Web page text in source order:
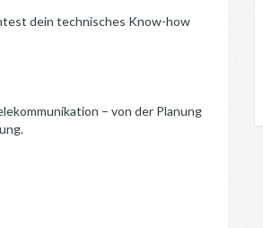
dein technisches Know-how
– von der Planung